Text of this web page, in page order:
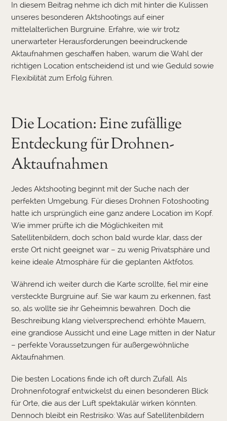
In diesem Beitrag nehme ich dich mit hinter die Kulissen
unseres besonderen Aktshootings auf einer
mittelalterlichen Burgruine. Erfahre, wie wir trotz
unerwarteter Herausforderungen beeindruckende
Aktaufnahmen geschaffen haben, warum die Wahl der
richtigen Location entscheidend ist und wie Geduld sowie
Flexibilität zum Erfolg führen.
Die Location: Eine zufällige
Entdeckung für Drohnen-
Aktaufnahmen
Jedes Aktshooting beginnt mit der Suche nach der
perfekten Umgebung. Für dieses Drohnen Fotoshooting
hatte ich ursprünglich eine ganz andere Location im Kopf.
Wie immer prüfte ich die Möglichkeiten mit
Satellitenbildern, doch schon bald wurde klar, dass der
erste Ort nicht geeignet war – zu wenig Privatsphäre und
keine ideale Atmosphäre für die geplanten Aktfotos.
Während ich weiter durch die Karte scrollte, fiel mir eine
versteckte Burgruine auf. Sie war kaum zu erkennen, fast
so, als wollte sie ihr Geheimnis bewahren. Doch die
Beschreibung klang vielversprechend: erhöhte Mauern,
eine grandiose Aussicht und eine Lage mitten in der Natur
– perfekte Voraussetzungen für außergewöhnliche
Aktaufnahmen.
Die besten Locations finde ich oft durch Zufall. Als
Drohnenfotograf entwickelst du einen besonderen Blick
für Orte, die aus der Luft spektakulär wirken könnten.
Dennoch bleibt ein Restrisiko: Was auf Satellitenbildern